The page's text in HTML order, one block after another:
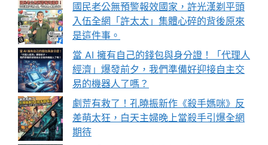
國民老公無預警報效國家，許光漢剃平頭
入伍全網「許太太」集體心碎的背後原來
是這件事。
當 AI 擁有自己的錢包與身分證！「代理人
經濟」爆發前夕，我們準備好迎接自主交
易的機器人了嗎？
劇荒有救了！孔曉振新作《殺手媽咪》反
差萌太狂，白天主婦晚上當殺手引爆全網
期待